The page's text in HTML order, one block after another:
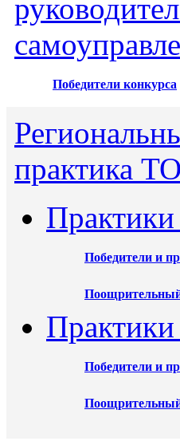
Победители конкурса
практика
Практики
Победители и
Победители и